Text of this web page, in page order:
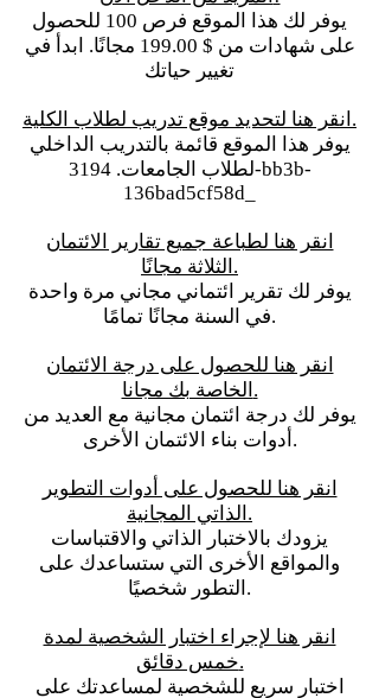
يوفر لك هذا الموقع فرص 100 للحصول
على شهادات من $ 199.00 مجانًا. ابدأ في
تغيير حياتك
انقر هنا لتحديد موقع تدريب لطلاب الكلية.
يوفر هذا الموقع قائمة بالتدريب الداخلي
لطلاب الجامعات. 3194-bb3b-
136bad5cf58d_
انقر هنا لطباعة جميع تقارير الائتمان
الثلاثة مجانًا.
يوفر لك تقرير ائتماني مجاني مرة واحدة
في السنة مجانًا تمامًا.
انقر هنا للحصول على درجة الائتمان
الخاصة بك مجانا.
يوفر لك درجة ائتمان مجانية مع العديد من
أدوات بناء الائتمان الأخرى.
انقر هنا للحصول على أدوات التطوير
الذاتي المجانية.
يزودك بالاختبار الذاتي والاقتباسات
والمواقع الأخرى التي ستساعدك على
التطور شخصيًا.
انقر هنا لإجراء اختبار الشخصية لمدة
خمس دقائق.
اختبار سريع للشخصية لمساعدتك على